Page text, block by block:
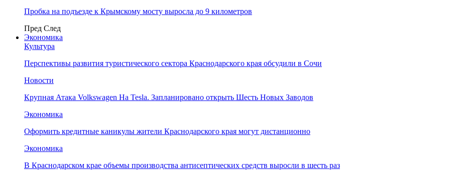
Пробка на подъезде к Крымскому мосту выросла до 9 километров
Пред След
Экономика
Культура
Перспективы развития туристического сектора Краснодарского края обсудили в Сочи
Новости
Крупная Атака Volkswagen На Tesla. Запланировано открыть Шесть Новых Заводов
Экономика
Оформить кредитные каникулы жители Краснодарского края могут дистанционно
Экономика
В Краснодарском крае объемы производства антисептических средств выросли в шесть раз